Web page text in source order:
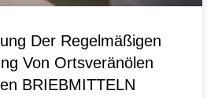
Der Regelmäßigen
Von Ortsveränölen
BRIEBMITTELN